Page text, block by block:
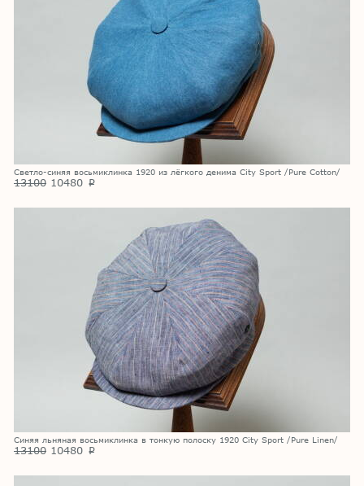
Светло-синяя восьмиклинка 1920 из лёгкого денима City Sport /Pure Cotton/
13100 10480 p
Cиняя льняная восьмиклинка в тонкую полоску 1920 City Sport /Pure Linen/
13100 10480 p